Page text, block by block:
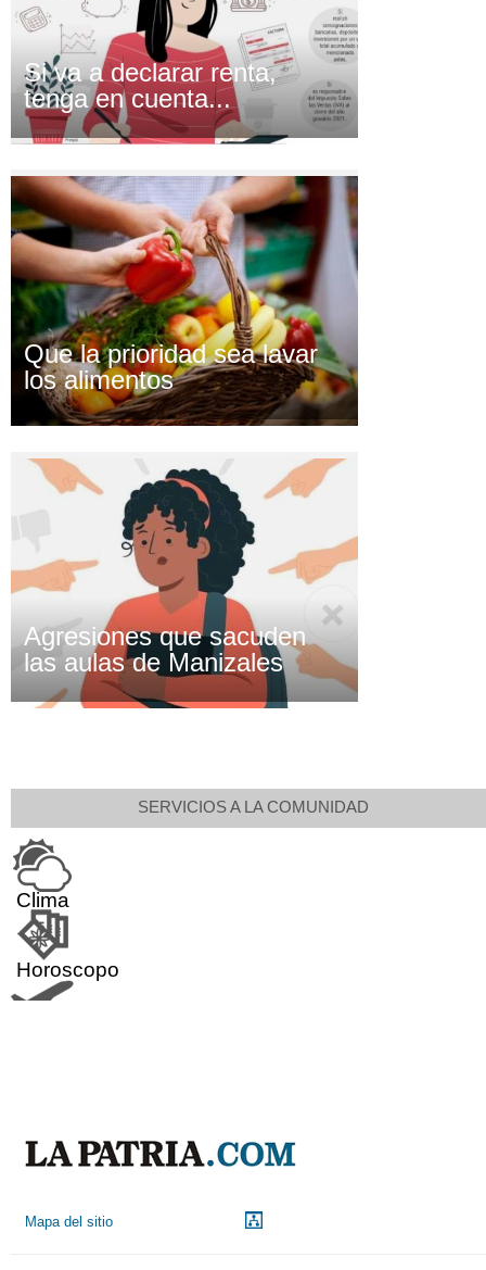
Si va a declarar renta,
tenga en cuenta...
Que la prioridad sea lavar
los alimentos
Agresiones que sacuden
las aulas de Manizales
SERVICIOS A LA COMUNIDAD
Clima
Horoscopo
Mapa del sitio